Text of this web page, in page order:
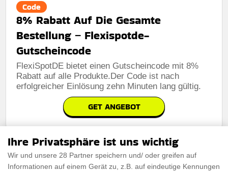
Code
8% Rabatt Auf Die Gesamte
Bestellung – Flexispotde-
Gutscheincode
FlexiSpotDE bietet einen Gutscheincode mit 8%
Rabatt auf alle Produkte.Der Code ist nach
erfolgreicher Einlösung zehn Minuten lang gültig.
GET ANGEBOT
5%RABATT
Ihre Privatsphäre ist uns wichtig
Wir und unsere 28 Partner speichern und/ oder greifen auf
Informationen auf einem Gerät zu, z.B. auf eindeutige Kennungen